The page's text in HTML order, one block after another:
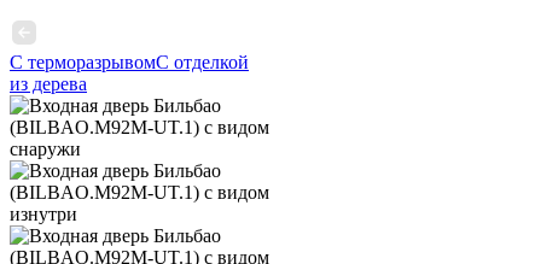
С терморазрывомС отделкой
из дерева